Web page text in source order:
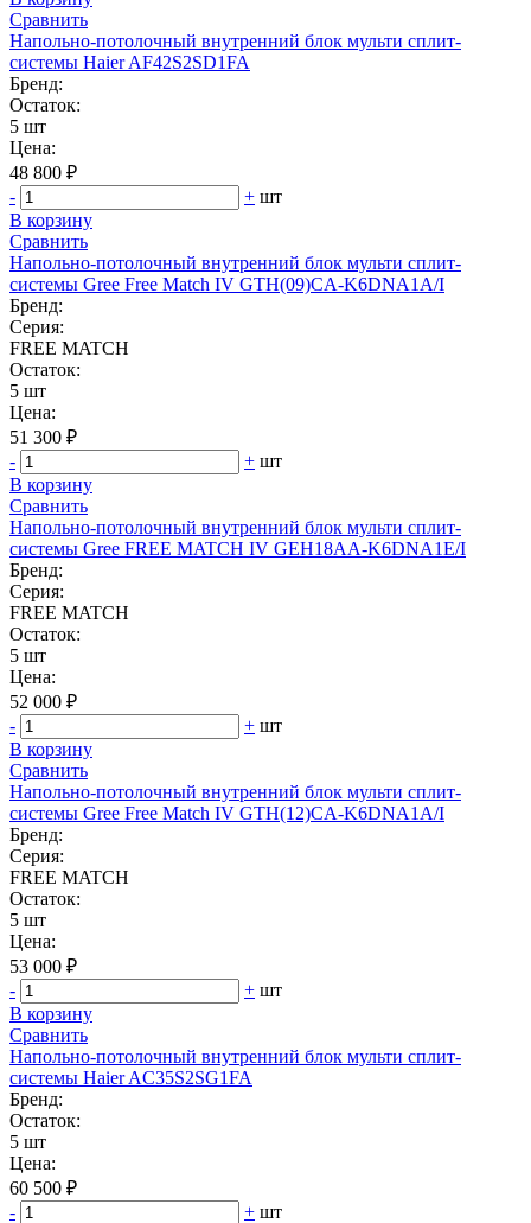
Сравнить
Напольно-потолочный внутренний блок мульти сплит-
системы Haier AF42S2SD1FA
Бренд:
Остаток:
5 шт
Цена:
48 800 ₽
-
+ шт
В корзину
Сравнить
Напольно-потолочный внутренний блок мульти сплит-
системы Gree Free Match IV GTH(09)CA-K6DNA1A/I
Бренд:
Серия:
FREE MATCH
Остаток:
5 шт
Цена:
51 300 ₽
-
+ шт
В корзину
Сравнить
Напольно-потолочный внутренний блок мульти сплит-
системы Gree FREE MATCH IV GEH18AA-K6DNA1E/I
Бренд:
Серия:
FREE MATCH
Остаток:
5 шт
Цена:
52 000 ₽
-
+ шт
В корзину
Сравнить
Напольно-потолочный внутренний блок мульти сплит-
системы Gree Free Match IV GTH(12)CA-K6DNA1A/I
Бренд:
Серия:
FREE MATCH
Остаток:
5 шт
Цена:
53 000 ₽
-
+ шт
В корзину
Сравнить
Напольно-потолочный внутренний блок мульти сплит-
системы Haier AC35S2SG1FA
Бренд:
Остаток:
5 шт
Цена:
60 500 ₽
-
+ шт